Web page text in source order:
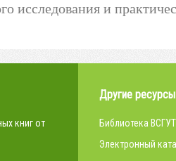
исследования и
книг от
Другие ресурсы
Библиотека
Электронный